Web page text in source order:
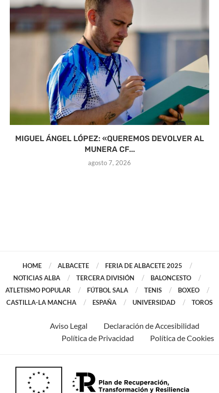
MIGUEL ÁNGEL LÓPEZ: «QUEREMOS DEVOLVER AL
MUNERA CF...
agosto 7, 2026
HOME ALBACETE
FERIA DE ALBACETE 2025
NOTICIAS ALBA
TERCERA DIVISIÓN
BALONCESTO
ATLETISMO POPULAR
FÚTBOL SALA TENIS
BOXEO
CASTILLA-LA MANCHA
ESPAÑA UNIVERSIDAD TOROS
Aviso Legal
Declaración de Accesibilidad
Política de Privacidad
Política de Cookies